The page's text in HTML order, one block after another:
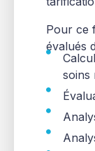
Pour ce
évalués
soins